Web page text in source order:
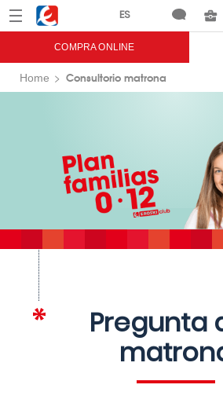
Menú Eroski
COMPRA ONLINE
Home Consultorio matrona
Pregunta